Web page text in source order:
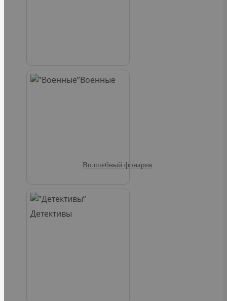
Военные
Детективы
Волшебный фонарик